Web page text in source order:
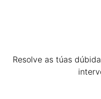
Resolve as túas